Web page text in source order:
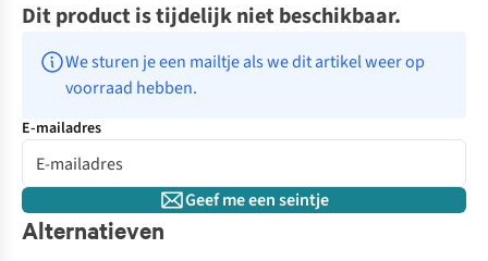
Dit product is tijdelijk niet beschikbaar.
We sturen je een mailtje als we dit artikel weer op
voorraad hebben.
E-mailadres
Geef me een seintje
Alternatieven